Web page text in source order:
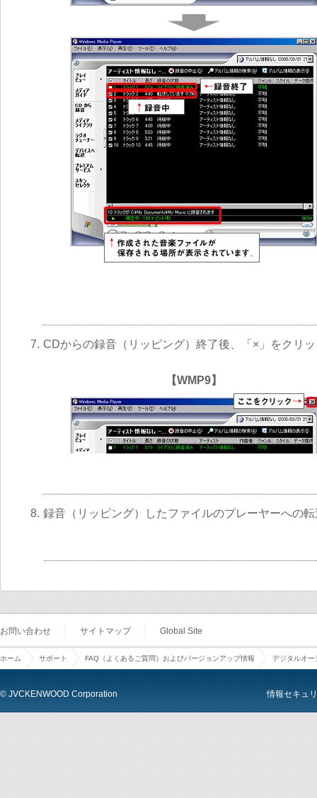
7. CDからの録音（リッピング）終了後、「×」をクリ
【WMP9】
8. 録音（リッピング）したファイルのプレーヤーへの
お問い合わせ サイトマップ Global Site
ホーム サポート FAQ（よくあるご質問）およびバージョンアップ情報 デジタルオ
© JVCKENWOOD Corporation 情報セキュ